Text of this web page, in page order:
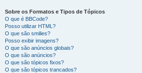
Sobre os Formatos e Tipos de Tópicos
O que é BBCode?
Posso utilizar HTML?
O que são smilies?
Posso exibir imagens?
O que são anúncios globais?
O que são anúncios?
O que são tópicos fixos?
O que são tópicos trancados?